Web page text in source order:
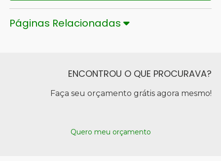
Páginas Relacionadas
ENCONTROU O QUE PROCURAVA?
Faça seu orçamento grátis agora mesmo!
Quero meu orçamento